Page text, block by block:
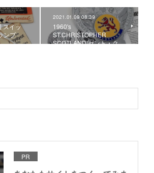
スイッ
ンプ
2021.01.09 08:39
1960's
ST.CHRISTOPHER
SCOTLAND/セント・ク…
PR